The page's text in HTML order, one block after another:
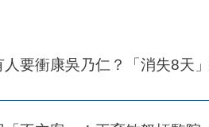
人要衝康吳乃仁？「消失8天